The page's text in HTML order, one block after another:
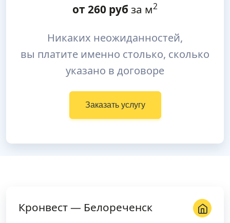
от 260 руб за м2
Никаких неожиданностей,
вы платите именно столько, сколько
указано в договоре
Заказать услугу
Кронвест — Белореченск